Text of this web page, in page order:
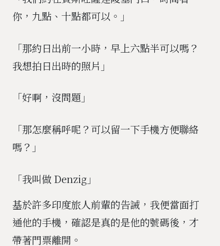
你，九點、十點都可以。」
「那約日出前一小時，早上六點半可以嗎？
我想拍日出時的照片」
「好啊，沒問題」
「那怎麼稱呼呢？可以留一下手機方便聯絡
嗎？」
「我叫做 Denzig」
基於許多印度旅人前輩的告誡，我便當面打
通他的手機，確認是真的是他的號碼後，才
帶著門票離開。